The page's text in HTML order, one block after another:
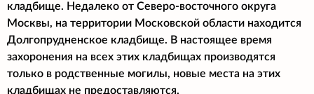
кладбище. Недалеко от Северо-восточного округа
Москвы, на территории Московской области находится
Долгопрудненское кладбище. В настоящее время
захоронения на всех этих кладбищах производятся
только в родственные могилы, новые места на этих
кладбищах не предоставляются.